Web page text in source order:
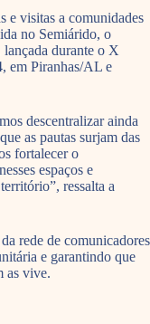
e visitas a comunidades
no Semiárido, o
durante o X
em Piranhas/AL e
descentralizar ainda
as pautas surjam das
fortalecer o
espaços e
ressalta a
rede de comunicadores
e garantindo que
as vive.